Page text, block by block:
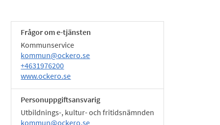
Frågor om e-tjänsten
Kommunservice
kommun@ockero.se
+4631976200
www.ockero.se
Personuppgiftsansvarig
Utbildnings-, kultur- och fritidsnämnden
kommun@ockero.se